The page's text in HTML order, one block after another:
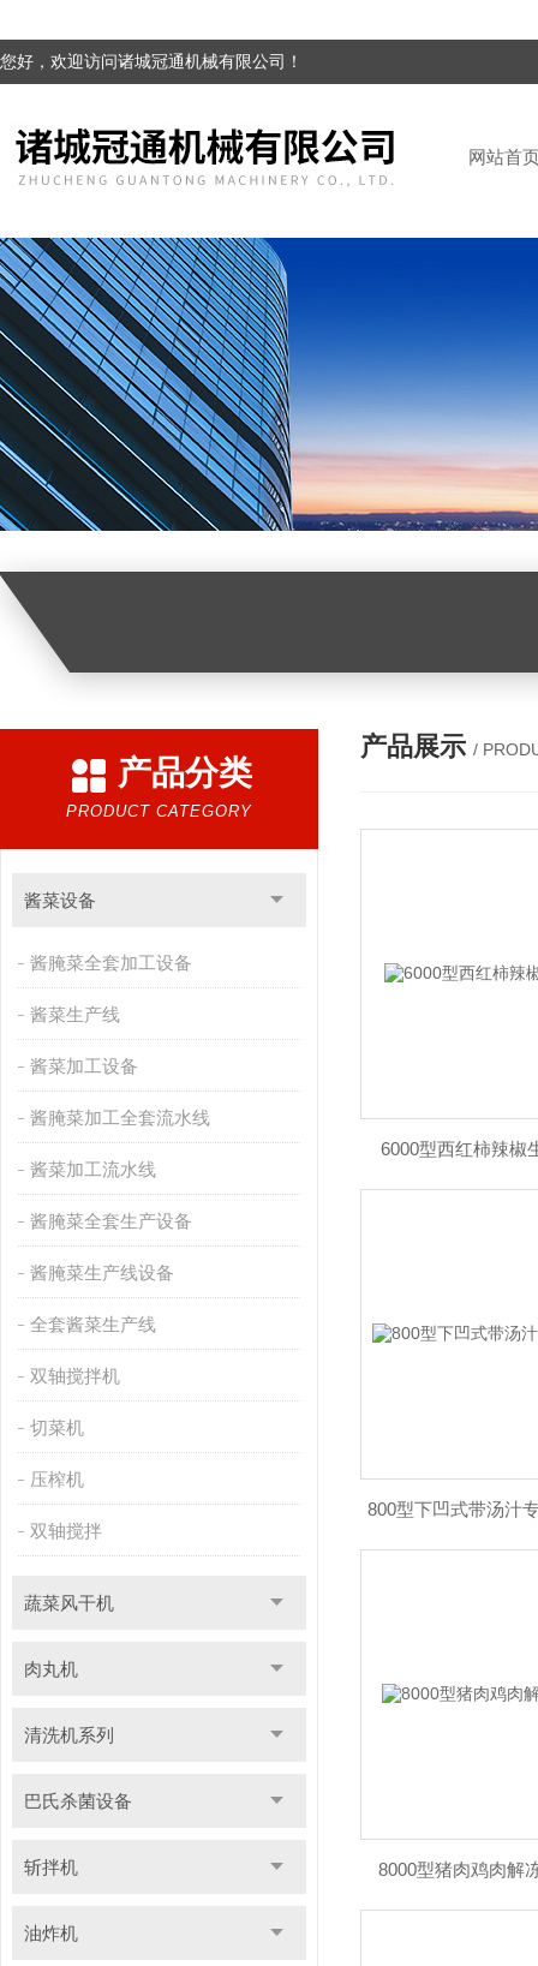
您好，欢迎访问诸城冠通机械有限公司！
网站首
产品分类
PRODUCT CATEGORY
酱菜设备
酱腌菜全套加工设备
酱菜生产线
酱菜加工设备
酱腌菜加工全套流水线
酱菜加工流水线
酱腌菜全套生产设备
酱腌菜生产线设备
全套酱菜生产线
双轴搅拌机
切菜机
压榨机
双轴搅拌
蔬菜风干机
肉丸机
清洗机系列
巴氏杀菌设备
斩拌机
油炸机
产品展示 /
6000型西红柿辣椒
800型下凹式带汤汁
8000型猪肉鸡肉解